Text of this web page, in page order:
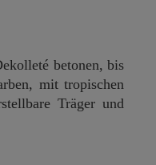
betonen, bis
mit tropischen
Träger und